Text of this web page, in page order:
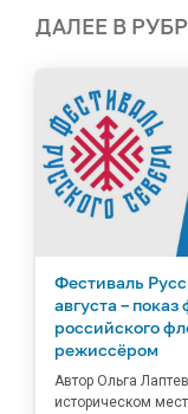
ДАЛЕЕ В
Фестиваль
августа –
российского
режиссёром
Автор Ольга
историческом